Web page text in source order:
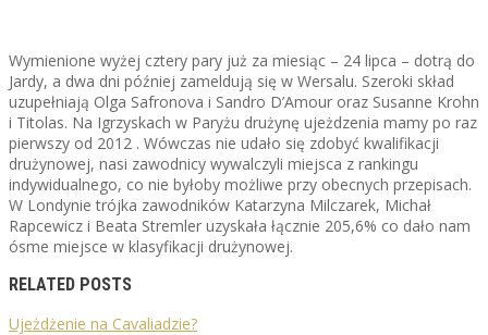
Wymienione wyżej cztery pary już za miesiąc – 24 lipca – dotrą do
Jardy, a dwa dni później zameldują się w Wersalu. Szeroki skład
uzupełniają Olga Safronova i Sandro D’Amour oraz Susanne Krohn
i Titolas. Na Igrzyskach w Paryżu drużynę ujeżdzenia mamy po raz
pierwszy od 2012 . Wówczas nie udało się zdobyć kwalifikacji
drużynowej, nasi zawodnicy wywalczyli miejsca z rankingu
indywidualnego, co nie byłoby możliwe przy obecnych przepisach.
W Londynie trójka zawodników Katarzyna Milczarek, Michał
Rapcewicz i Beata Stremler uzyskała łącznie 205,6% co dało nam
ósme miejsce w klasyfikacji drużynowej.
RELATED POSTS
Ujeżdżenie na Cavaliadzie?